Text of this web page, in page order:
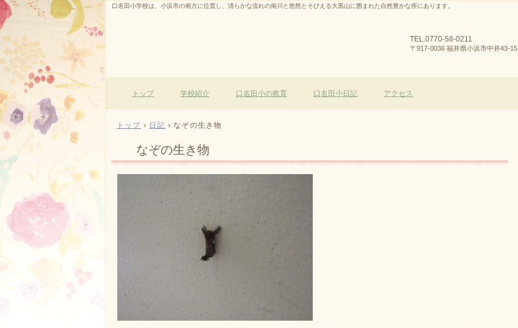
口名田小学校は、小浜市の南方に位置し、清らかな流れの南川と悠然とそびえる大黒山に囲まれた自然豊かな所にあります。
TEL.0770-58-0211
〒917-0036 福井県小浜市中井43-15
トップ 学校紹介 口名田小の教育 口名田小日記 アクセス
トップ › 日記 › なぞの生き物
なぞの生き物